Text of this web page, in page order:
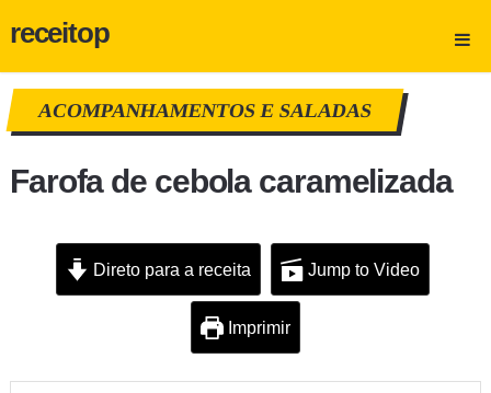
receitop
ACOMPANHAMENTOS E SALADAS
Farofa de cebola caramelizada
Direto para a receita Jump to Video
Imprimir